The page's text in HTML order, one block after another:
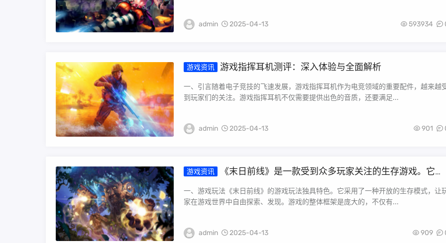
admin 2025-04-13 593934
游戏资讯 游戏指挥耳机测评：深入体验与全面解析
一、引言随着电子竞技的飞速发展，游戏指挥耳机作为电竞领域的重要配件，越来越
到玩家们的关注。游戏指挥耳机不仅需要提供出色的音质，还要满足...
admin 2025-04-13 901
游戏资讯
《末日前线》是一款受到众多玩家关注的生存游戏。它以
要不断探索、收集资源、与其他玩家合作或竞争，最终为了生存而
努力。下面，我将从游戏玩法、游戏体验、社交互动、美术风格等
一、游戏玩法《末日前线》的游戏玩法独具特色。它采用了一种开放的生存模式，让
家在游戏世界中自由探索、发现。游戏的整体框架是庞大的，不仅有...
admin 2025-04-13 909